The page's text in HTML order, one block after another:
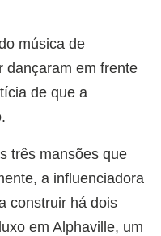
música de
dançaram em frente
de que a
três mansões que
a influenciadora
construir há dois
em Alphaville, um